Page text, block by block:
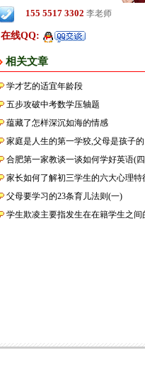
155 5517 3302 李老师
在线QQ:
相关文章
学才艺的适宜年龄段
五步攻破中考数学压轴题
蕴藏了怎样深沉如海的情感
家庭是人生的第一学狡,父母是孩子
合肥第一家教谈一谈如何学好英语(
家长如何了解初三学生的六大心理
父母要学习的23条育儿法则(一)
学生欺凌主要指发生在在籍学生之